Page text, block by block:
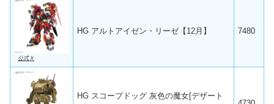
公式Ｘ
HG アルトアイゼン・リーゼ【12月】 7480
HG スコープドッグ 灰色の魔女[デザート